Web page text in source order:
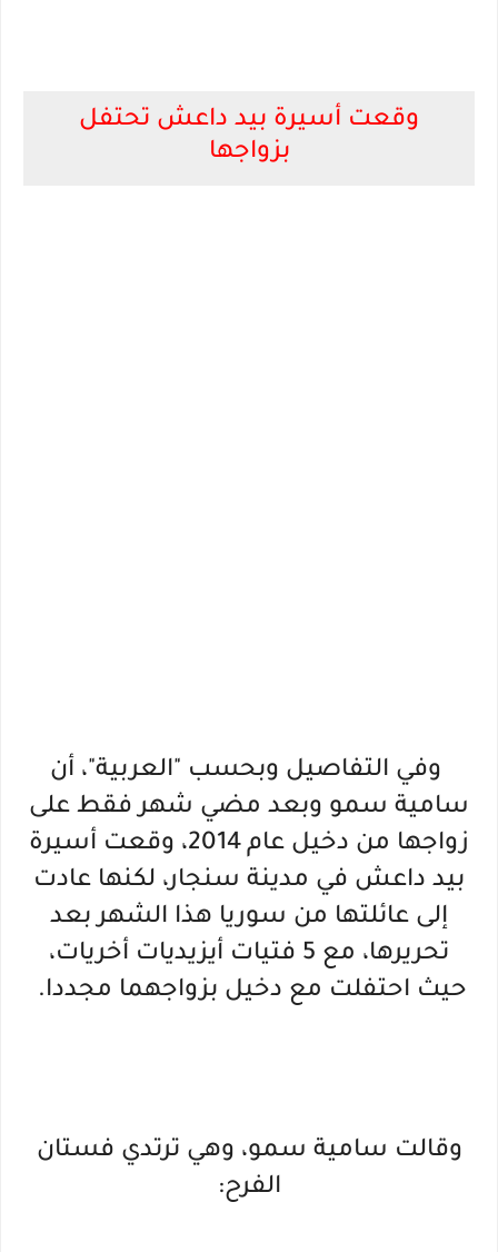
وقعت أسيرة بيد داعش تحتفل
بزواجها
وفي التفاصيل وبحسب "العربية"، أن
سامية سمو وبعد مضي شهر فقط على
زواجها من دخيل عام 2014، وقعت أسيرة
بيد داعش في مدينة سنجار، لكنها عادت
إلى عائلتها من سوريا هذا الشهر بعد
تحريرها، مع 5 فتيات أيزيديات أخريات،
حيث احتفلت مع دخيل بزواجهما مجددا.
وقالت سامية سمو، وهي ترتدي فستان
الفرح: